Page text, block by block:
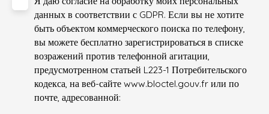
данных в соответствии с GDPR. Если вы не хотите
быть объектом коммерческого поиска по телефону,
вы можете бесплатно зарегистрироваться в списке
возражений против телефонной агитации,
предусмотренном статьей L223-1 Потребительского
кодекса, на веб-сайте www.bloctel.gouv.fr или по
почте, адресованной: